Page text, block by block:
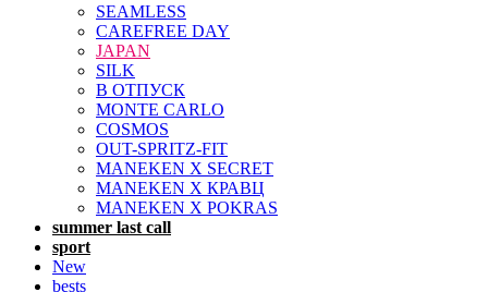
SEAMLESS
CAREFREE DAY
JAPAN
SILK
В ОТПУСК
MONTE CARLO
COSMOS
OUT-SPRITZ-FIT
MANEKEN X SECRET
MANEKEN X КРАВЦ
MANEKEN X POKRAS
summer last call
sport
New
bests